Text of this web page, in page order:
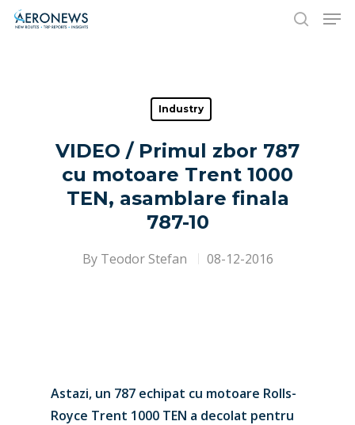
Hit enter to search or ESC to close
Industry
VIDEO / Primul zbor 787
cu motoare Trent 1000
TEN, asamblare finala
787-10
By Teodor Stefan 08-12-2016
Astazi, un 787 echipat cu motoare Rolls-
Royce Trent 1000 TEN a decolat pentru